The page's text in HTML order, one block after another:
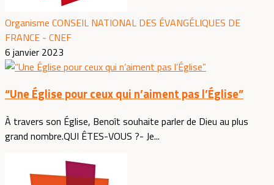
Organisme CONSEIL NATIONAL DES ÉVANGÉLIQUES DE
FRANCE - CNEF
6 janvier 2023
“Une Église pour ceux qui n’aiment pas l’Église”
À travers son Église, Benoît souhaite parler de Dieu au plus
grand nombre.QUI ÊTES-VOUS ?- Je...